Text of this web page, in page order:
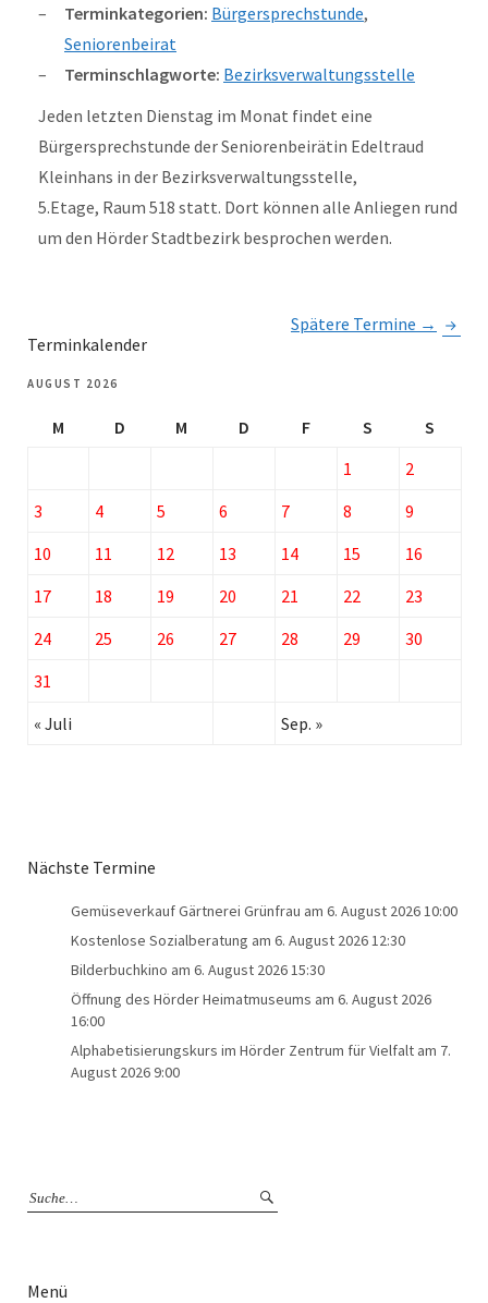
Terminkategorien: Bürgersprechstunde,
Seniorenbeirat
Terminschlagworte: Bezirksverwaltungsstelle
Jeden letzten Dienstag im Monat findet eine
Bürgersprechstunde der Seniorenbeirätin Edeltraud
Kleinhans in der Bezirksverwaltungsstelle,
5.Etage, Raum 518 statt. Dort können alle Anliegen rund
um den Hörder Stadtbezirk besprochen werden.
Spätere Termine →
Terminkalender
AUGUST 2026
M D M D F S
S
1
2
3
4 5 6 7 8
9
10
11 12 13 14 15
16
17
18 19 20 21 22
23
24
25 26 27 28 29
30
31
« Juli
Sep. »
Nächste Termine
Gemüseverkauf Gärtnerei Grünfrau am 6. August 2026 10:00
Kostenlose Sozialberatung am 6. August 2026 12:30
Bilderbuchkino am 6. August 2026 15:30
Öffnung des Hörder Heimatmuseums am 6. August 2026
16:00
Alphabetisierungskurs im Hörder Zentrum für Vielfalt am 7.
August 2026 9:00
Menü